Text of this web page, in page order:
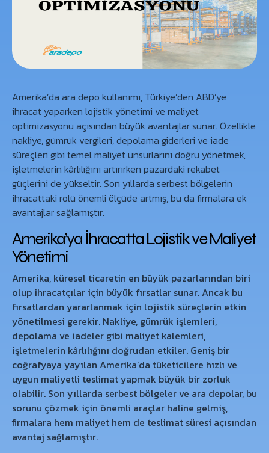
Amerika’da ara depo kullanımı, Türkiye’den ABD’ye
ihracat yaparken lojistik yönetimi ve maliyet
optimizasyonu açısından büyük avantajlar sunar. Özellikle
nakliye, gümrük vergileri, depolama giderleri ve iade
süreçleri gibi temel maliyet unsurlarını doğru yönetmek,
işletmelerin kârlılığını artırırken pazardaki rekabet
güçlerini de yükseltir. Son yıllarda serbest bölgelerin
ihracattaki rolü önemli ölçüde artmış, bu da firmalara ek
avantajlar sağlamıştır.
Amerika’ya İhracatta Lojistik ve Maliyet
Yönetimi
Amerika, küresel ticaretin en büyük pazarlarından biri
olup ihracatçılar için büyük fırsatlar sunar. Ancak bu
fırsatlardan yararlanmak için lojistik süreçlerin etkin
yönetilmesi gerekir. Nakliye, gümrük işlemleri,
depolama ve iadeler gibi maliyet kalemleri,
işletmelerin kârlılığını doğrudan etkiler. Geniş bir
coğrafyaya yayılan Amerika’da tüketicilere hızlı ve
uygun maliyetli teslimat yapmak büyük bir zorluk
olabilir. Son yıllarda serbest bölgeler ve ara depolar, bu
sorunu çözmek için önemli araçlar haline gelmiş,
firmalara hem maliyet hem de teslimat süresi açısından
avantaj sağlamıştır.